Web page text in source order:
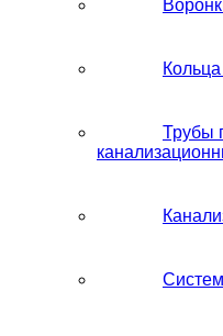
Трубы